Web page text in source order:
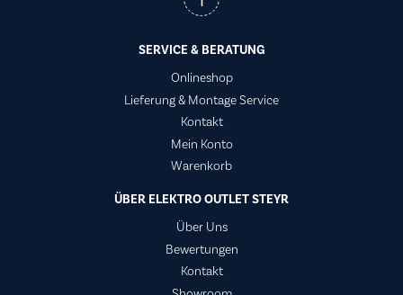
SERVICE & BERATUNG
Onlineshop
Lieferung & Montage Service
Kontakt
Mein Konto
Warenkorb
ÜBER ELEKTRO OUTLET STEYR
Über Uns
Bewertungen
Kontakt